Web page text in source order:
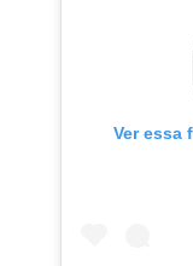
Ver essa